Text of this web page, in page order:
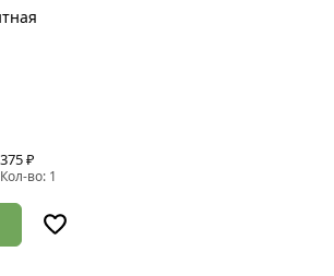
375 ₽
Кол-во: 1